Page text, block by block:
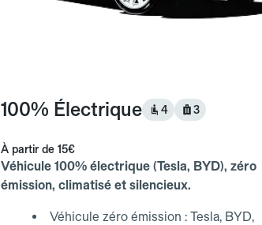
100% Électrique 4 3
À partir de 15€
Véhicule 100% électrique (Tesla, BYD), zéro
émission, climatisé et silencieux.
Véhicule zéro émission : Tesla, BYD,